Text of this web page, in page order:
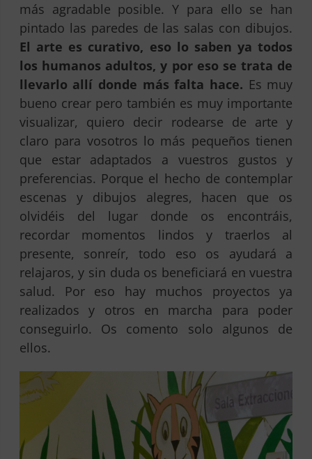
más agradable posible. Y para ello se han
pintado las paredes de las salas con dibujos.
El arte es curativo, eso lo saben ya todos
los humanos adultos, y por eso se trata de
llevarlo allí donde más falta hace. Es muy
bueno crear pero también es muy importante
visualizar, quiero decir rodearse de arte y
claro para vosotros lo más pequeños tienen
que estar adaptados a vuestros gustos y
preferencias. Porque el hecho de contemplar
escenas y dibujos alegres, hacen que os
olvidéis del lugar donde os encontráis,
recordar momentos lindos y traerlos al
presente, sonreír, todo eso os ayudará a
relajaros, y sin duda os beneficiará en vuestra
salud. Por eso hay muchos proyectos ya
realizados y otros en marcha para poder
conseguirlo. Os comento solo algunos de
ellos.